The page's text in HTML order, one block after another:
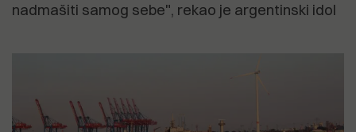
nadmašiti samog sebe", rekao je argentinski idol